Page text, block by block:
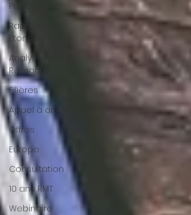
Partage
Rapport
Etonnement
Analyse
Remontees
Filières
Appel à articles
Offres
Europe
Consultation
10 ans RMT
Webinaire